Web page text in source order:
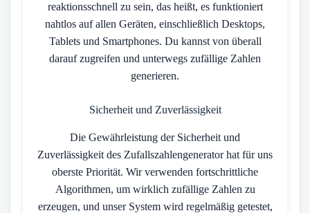
reaktionsschnell zu sein, das heißt, es funktioniert
nahtlos auf allen Geräten, einschließlich Desktops,
Tablets und Smartphones. Du kannst von überall
darauf zugreifen und unterwegs zufällige Zahlen
generieren.
Sicherheit und Zuverlässigkeit
Die Gewährleistung der Sicherheit und
Zuverlässigkeit des Zufallszahlengenerator hat für uns
oberste Priorität. Wir verwenden fortschrittliche
Algorithmen, um wirklich zufällige Zahlen zu
erzeugen, und unser System wird regelmäßig getestet,